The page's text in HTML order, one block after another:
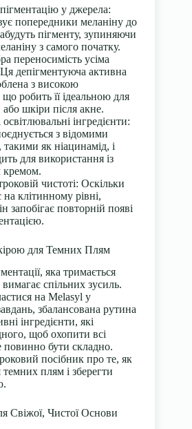
у джерела:
попередники меланіну до
пігменту, зупиняючи
з самого початку.
переносимість усіма
депігментуюча активна
з високою
робить її ідеальною для
шкіри після акне.
інгредієнти:
з відомими
як ніацинамід, і
для використання із
кремом.
чистоті: Оскільки
клітинному рівні,
запобігає повторній появі
для Темних Плям
яка тримається
спільних зусиль.
на Melasyl у
збалансована рутина
інгредієнти, які
щоб охопити всі
бути складно.
посібник про те, як
плям і зберегти
Свіжої, Чистої Основи